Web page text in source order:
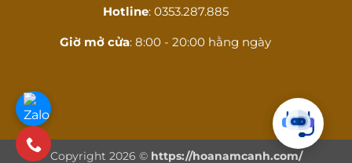
Hotline: 0353.287.885
Giờ mở cửa: 8:00 - 20:00 hằng ngày
Copyright 2026 © https://hoanamcanh.com/